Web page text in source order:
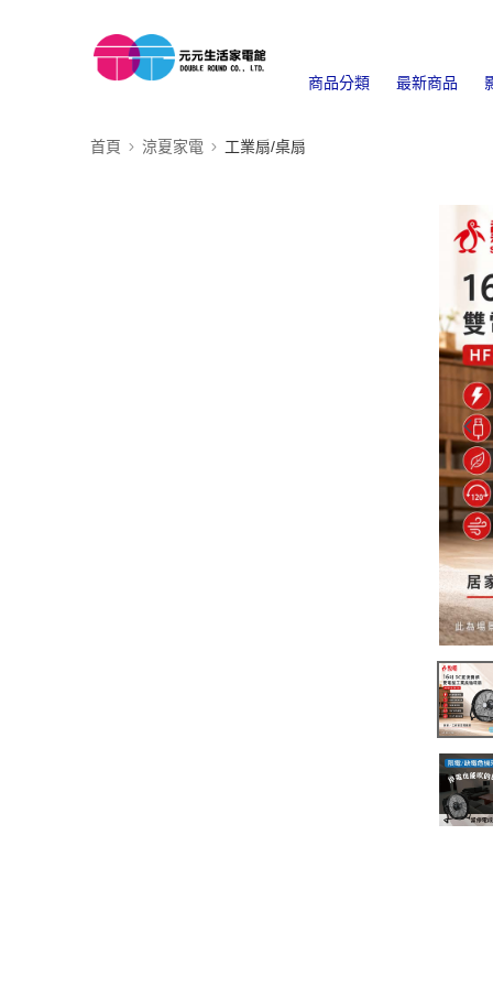
商品分類 最新商品
首頁 涼夏家電 工業扇/桌扇